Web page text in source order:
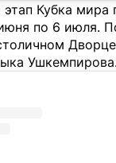
Кубка мира
по 6 июля.
Ушкемпирова.